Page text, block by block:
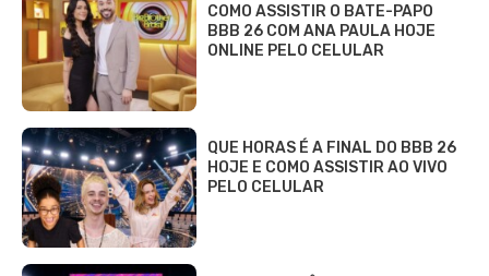
COMO ASSISTIR O BATE-PAPO
BBB 26 COM ANA PAULA HOJE
ONLINE PELO CELULAR
QUE HORAS É A FINAL DO BBB 26
HOJE E COMO ASSISTIR AO VIVO
PELO CELULAR